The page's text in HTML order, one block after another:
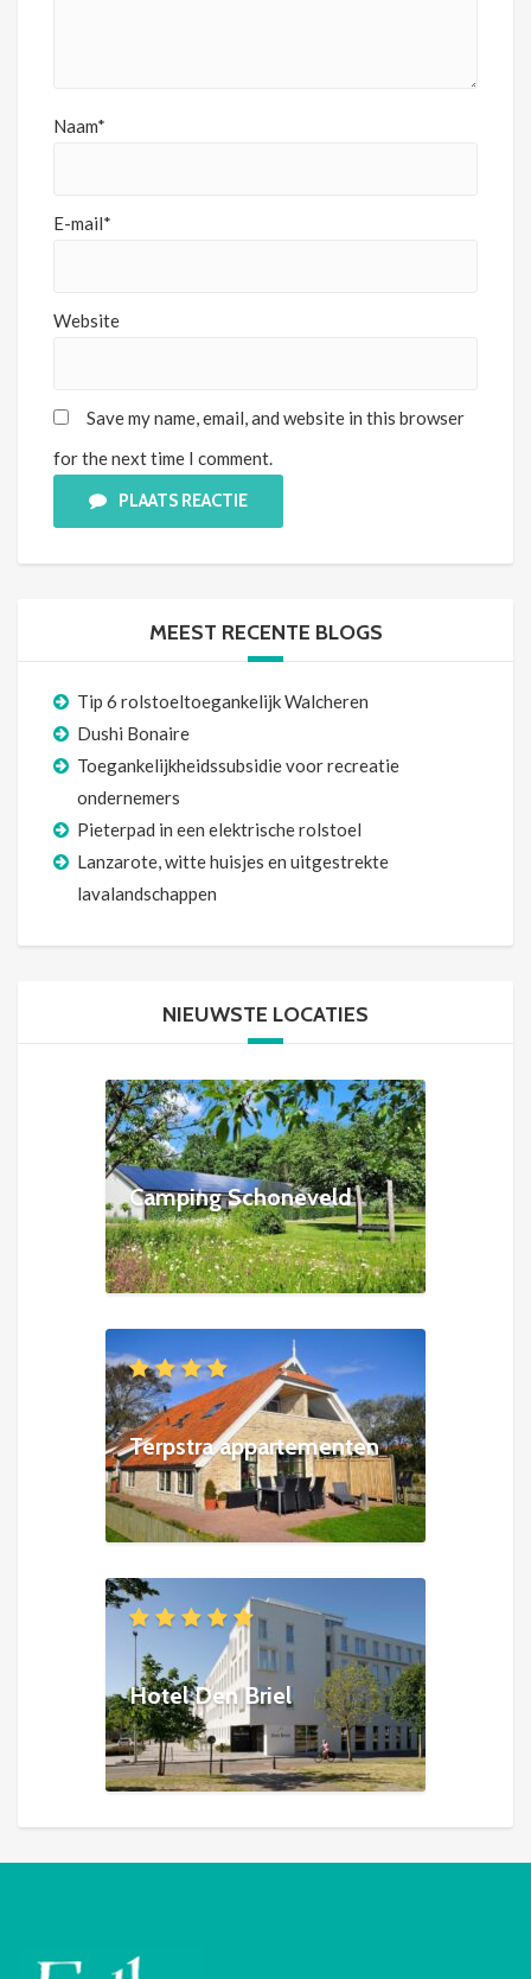
Naam*
E-mail*
Website
Save my name, email, and website in this browser
for the next time I comment.
PLAATS REACTIE
MEEST RECENTE BLOGS
Tip 6 rolstoeltoegankelijk Walcheren
Dushi Bonaire
Toegankelijkheidssubsidie voor recreatie
ondernemers
Pieterpad in een elektrische rolstoel
Lanzarote, witte huisjes en uitgestrekte
lavalandschappen
NIEUWSTE LOCATIES
Camping Schoneveld
Terpstra appartementen
Hotel Den Briel